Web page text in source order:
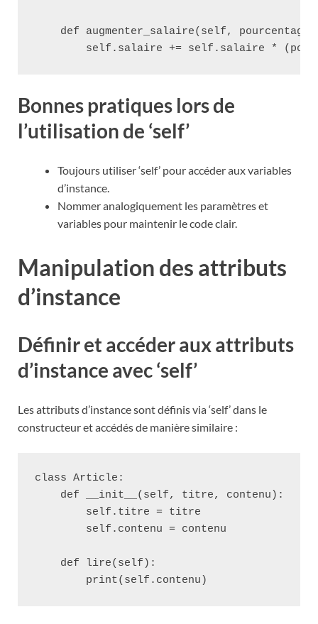
def augmenter_salaire(self,
Bonnes pratiques lors de
l’utilisation de ‘self’
Toujours utiliser ‘self’ pour accéder aux variables
d’instance.
Nommer analogiquement les paramètres et
variables pour maintenir le code clair.
Manipulation des attributs
d’instance
Définir et accéder aux attributs
d’instance avec ‘self’
Les attributs d’instance sont définis via ‘self’ dans le
constructeur et accédés de manière similaire :
class Article:
    def __init__(self, titre, contenu):
        self.titre = titre
        self.contenu = contenu
    def lire(self):